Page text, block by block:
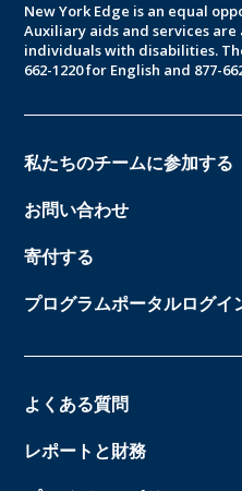
New York Edge is an equal
Auxiliary aids and services
individuals with disabilities.
662-1220 for English and 877-
私たちのチームに参加する
お問い合わせ
寄付する
プログラムポータルログイ
よくある質問
レポートと財務